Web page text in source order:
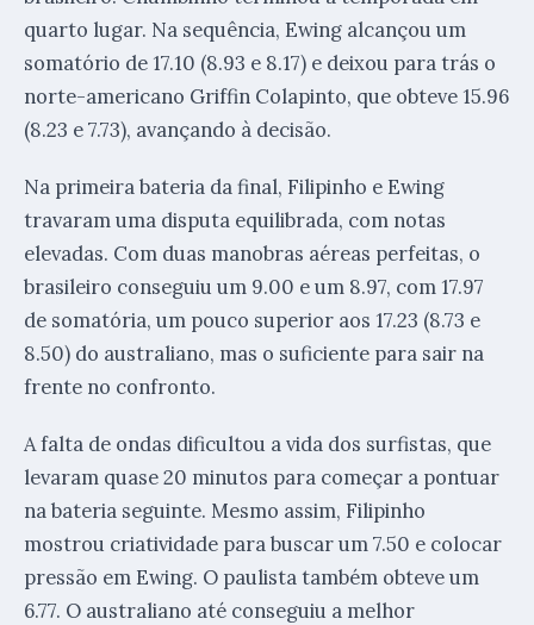
quarto lugar. Na sequência, Ewing alcançou um
somatório de 17.10 (8.93 e 8.17) e deixou para trás o
norte-americano Griffin Colapinto, que obteve 15.96
(8.23 e 7.73), avançando à decisão.
Na primeira bateria da final, Filipinho e Ewing
travaram uma disputa equilibrada, com notas
elevadas. Com duas manobras aéreas perfeitas, o
brasileiro conseguiu um 9.00 e um 8.97, com 17.97
de somatória, um pouco superior aos 17.23 (8.73 e
8.50) do australiano, mas o suficiente para sair na
frente no confronto.
A falta de ondas dificultou a vida dos surfistas, que
levaram quase 20 minutos para começar a pontuar
na bateria seguinte. Mesmo assim, Filipinho
mostrou criatividade para buscar um 7.50 e colocar
pressão em Ewing. O paulista também obteve um
6.77. O australiano até conseguiu a melhor